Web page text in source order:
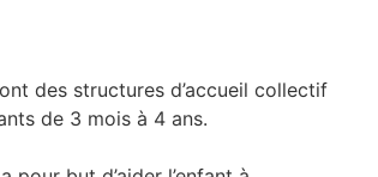
des structures d’accueil collectif
de 3 mois à 4 ans.